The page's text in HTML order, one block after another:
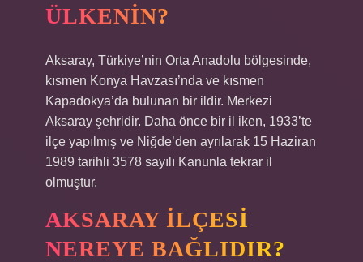
ÜLKENIN?
Aksaray, Türkiye’nin Orta Anadolu bölgesinde,
kısmen Konya Havzası’nda ve kısmen
Kapadokya’da bulunan bir ildir. Merkezi
Aksaray şehridir. Daha önce bir il iken, 1933’te
ilçe yapılmış ve Niğde’den ayrılarak 15 Haziran
1989 tarihli 3578 sayılı Kanunla tekrar il
olmuştur.
AKSARAY ILÇESI
NEREYE BAĞLIDIR?